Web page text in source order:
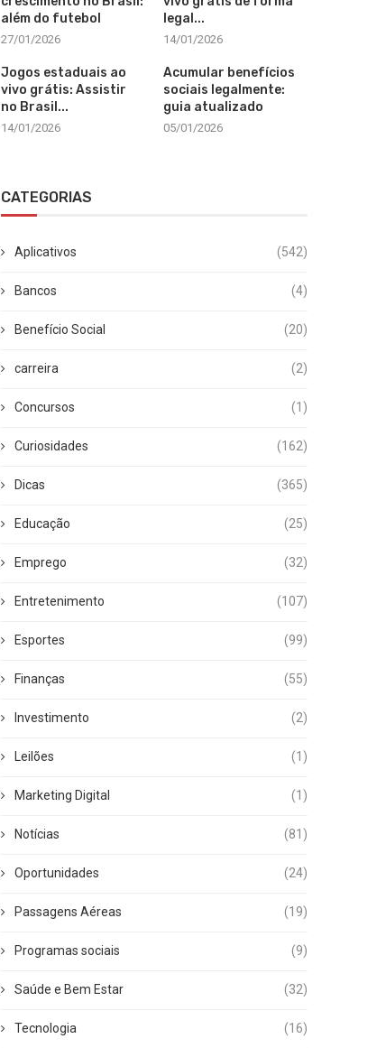
além do futebol
27/01/2026
legal...
14/01/2026
Jogos estaduais ao
vivo grátis: Assistir
no Brasil...
14/01/2026
Acumular benefícios
sociais legalmente:
guia atualizado
05/01/2026
CATEGORIAS
Aplicativos (542)
Bancos (4)
Benefício Social (20)
carreira (2)
Concursos (1)
Curiosidades (162)
Dicas (365)
Educação (25)
Emprego (32)
Entretenimento (107)
Esportes (99)
Finanças (55)
Investimento (2)
Leilões (1)
Marketing Digital (1)
Notícias (81)
Oportunidades (24)
Passagens Aéreas (19)
Programas sociais (9)
Saúde e Bem Estar (32)
Tecnologia (16)